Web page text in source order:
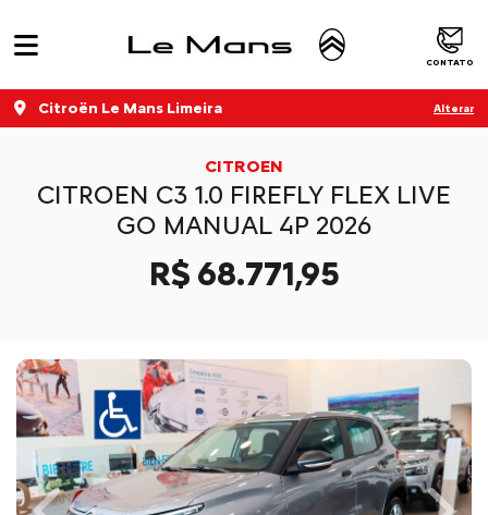
CONTATO
Citroën Le Mans Limeira Alterar
CITROEN
CITROEN C3 1.0 FIREFLY FLEX LIVE
GO MANUAL 4P 2026
R$ 68.771,95